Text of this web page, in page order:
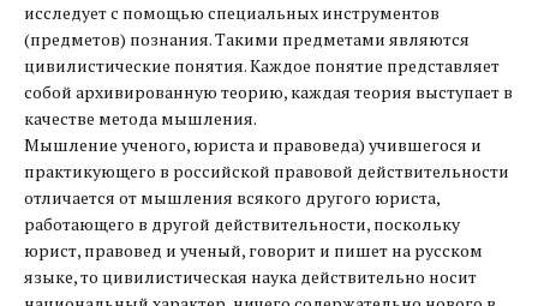
исследует с помощью специальных инструментов
(предметов) познания. Такими предметами являются
цивилистические понятия. Каждое понятие представляет
собой архивированную теорию, каждая теория выступает в
качестве метода мышления.
Мышление ученого, юриста и правоведа) учившегося и
практикующего в российской правовой действительности
отличается от мышления всякого другого юриста,
работающего в другой действительности, поскольку
юрист, правовед и ученый, говорит и пишет на русском
языке, то цивилистическая наука действительно носит